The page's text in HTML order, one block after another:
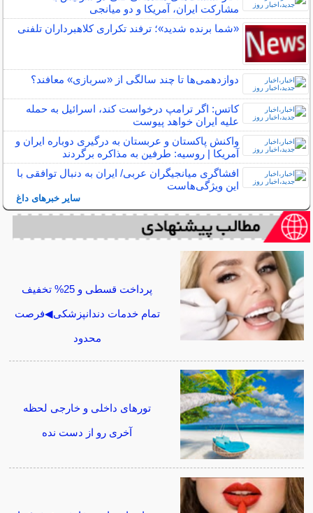
مشارکت ایران، آمریکا و دو میانجی
«شما برنده شدید»؛ ترفند تکراری کلاهبرداران تلفنی
دوازدهمی‌ها تا چند سالگی از «سربازی» معافند؟
کاتس: اگر ترامپ درخواست کند، اسرائیل به حمله
علیه ایران خواهد پیوست
واکنش پاکستان و عربستان به درگیری دوباره ایران و
آمریکا | روسیه: طرفین به مذاکره برگردند
افشاگری میانجیگران عربی/ ایران به دنبال توافقی با
این ویژگی‌هاست
سایر خبرهای داغ
پرداخت قسطی و 25% تخفیف
تمام خدمات دندانپزشکی◀فرصت
محدود
تورهای داخلی و خارجی لحظه
آخری رو از دست نده